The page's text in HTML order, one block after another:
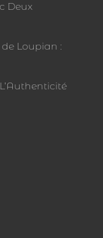
Deux
Loupian :